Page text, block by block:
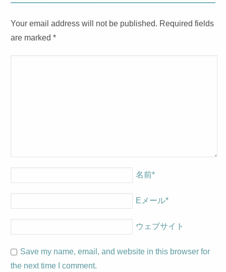
Your email address will not be published. Required fields
are marked*
名前*
Eメール*
ウェブサイト
Save my name, email, and website in this browser for
the next time I comment.